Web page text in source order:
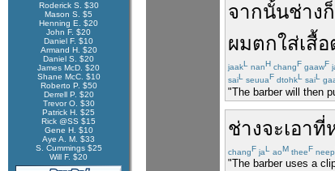
Roderick S. $30
Mason S. $5
Henning E. $20
John F. $20
Daniel F. $10
Armand H. $20
Daniel S. $20
James McD. $20
Shane McC. $10
Roberto P. $50
Derrell P. $20
Trevor O. $30
Patrick H. $25
Rick @SS $15
Gene H. $10
Aye A. M. $33
S. Cummings $25
Will F. $20
จากนั้นช่างก็
ผมตกใส่เสื้อ
jaakL nanH changF gaawF
saiL seuuaF dtohkL saiL
"The barber will then
ช่างจะเอาที่
changF jaL aoM theeF neep
"The barber uses a